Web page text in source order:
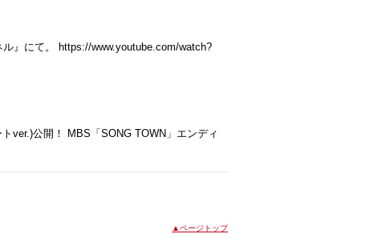
』にて。 https://www.youtube.com/watch?
ver.)公開！ MBS「SONG TOWN」エンディ
▲ページトップ